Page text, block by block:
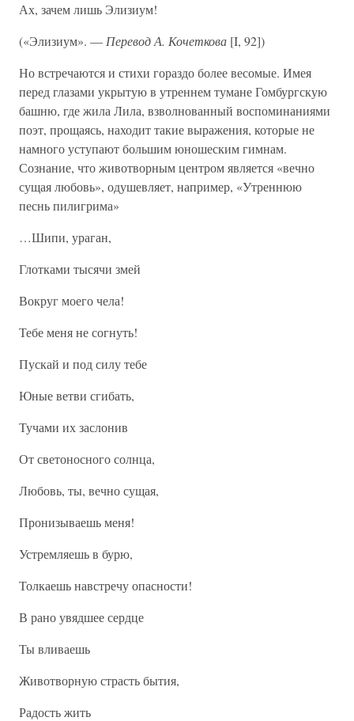
Ах, зачем лишь Элизиум!
(«Элизиум». — Перевод А. Кочеткова [I, 92])
Но встречаются и стихи гораздо более весомые. Имея
перед глазами укрытую в утреннем тумане Гомбургскую
башню, где жила Лила, взволнованный воспоминаниями
поэт, прощаясь, находит такие выражения, которые не
намного уступают большим юношеским гимнам.
Сознание, что животворным центром является «вечно
сущая любовь», одушевляет, например, «Утреннюю
песнь пилигрима»
…Шипи, ураган,
Глотками тысячи змей
Вокруг моего чела!
Тебе меня не согнуть!
Пускай и под силу тебе
Юные ветви сгибать,
Тучами их заслонив
От светоносного солнца,
Любовь, ты, вечно сущая,
Пронизываешь меня!
Устремляешь в бурю,
Толкаешь навстречу опасности!
В рано увядшее сердце
Ты вливаешь
Животворную страсть бытия,
Радость жить